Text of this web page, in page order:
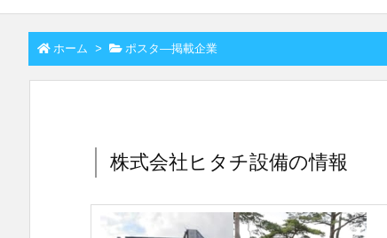
ホーム > ポスタ―掲載企業
株式会社ヒタチ設備の情報